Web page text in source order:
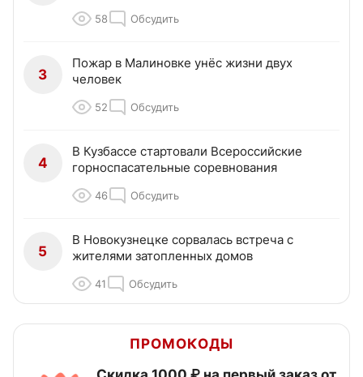
58 Обсудить
3
Пожар в Малиновке унёс жизни двух
человек
52 Обсудить
4
В Кузбассе стартовали Всероссийские
горноспасательные соревнования
46 Обсудить
5
В Новокузнецке сорвалась встреча с
жителями затопленных домов
41 Обсудить
ПРОМОКОДЫ